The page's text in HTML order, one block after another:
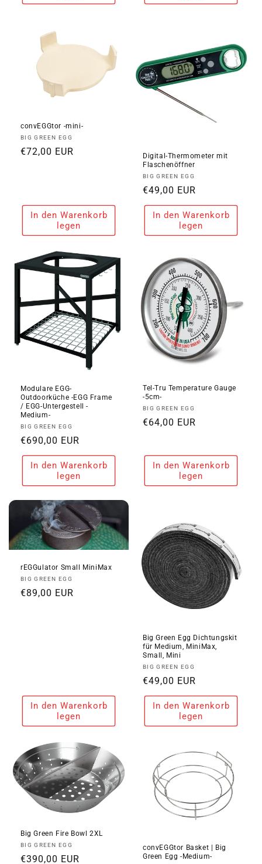
convEGGtor -mini-
Anbieter:
BIG GREEN EGG
Normaler
€72,00 EUR
In den Warenkorb
legen
Digital-Thermometer mit
Flaschenöffner
Anbieter:
BIG GREEN EGG
Normaler
Preis
€49,00 EUR
In den Warenkorb
legen
Modulare EGG-
Outdoorküche -EGG Frame
/ EGG-Untergestell -
Medium-
Anbieter:
BIG GREEN EGG
Normaler
Preis
€690,00 EUR
In den Warenkorb
legen
Tel-Tru Temperature Gauge
-5cm-
Anbieter:
BIG GREEN EGG
Normaler
€64,00 EUR
In den Warenkorb
legen
rEGGulator Small MiniMax
Anbieter:
BIG GREEN EGG
Normaler
€89,00 EUR
In den Warenkorb
legen
Big Green Egg Dichtungskit
für Medium, MiniMax,
Small, Mini
Anbieter:
BIG GREEN EGG
Normaler
Preis
€49,00 EUR
In den Warenkorb
legen
Big Green Fire Bowl 2XL
Anbieter:
BIG GREEN EGG
Normaler
€390,00 EUR
convEGGtor Basket | Big
Green Egg -Medium-